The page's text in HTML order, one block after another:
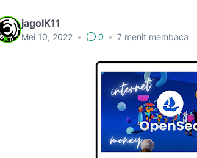
jagoIK11
Mei 10, 2022 • 0 • 7 menit membaca